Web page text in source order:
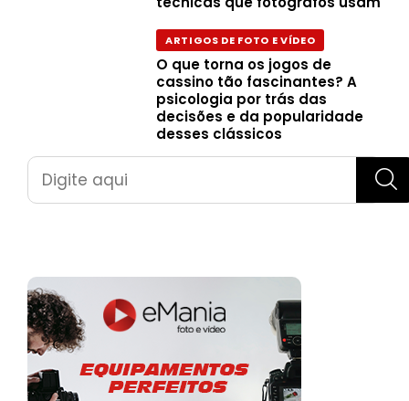
ARTIGOS DE FOTO E VÍDEO
O que torna os jogos de
cassino tão fascinantes? A
psicologia por trás das
decisões e da popularidade
desses clássicos
Pesquisar